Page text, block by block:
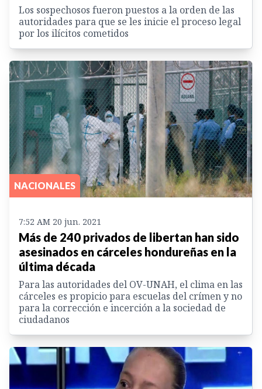
Los sospechosos fueron puestos a la orden de las
autoridades para que se les inicie el proceso legal
por los ilícitos cometidos
NACIONALES
7:52 AM 20 jun. 2021
Más de 240 privados de libertan han sido
asesinados en cárceles hondureñas en la
última década
Para las autoridades del OV-UNAH, el clima en las
cárceles es propicio para escuelas del crímen y no
para la corrección e incerción a la sociedad de
ciudadanos